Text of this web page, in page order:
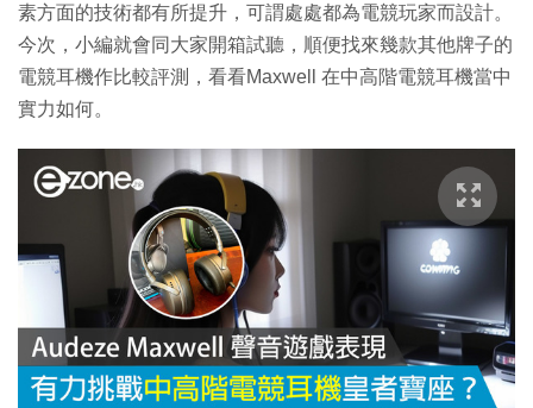
素方面的技術都有所提升，可謂處處都為電競玩家而設計。
今次，小編就會同大家開箱試聽，順便找來幾款其他牌子的
電競耳機作比較評測，看看Maxwell 在中高階電競耳機當中
實力如何。